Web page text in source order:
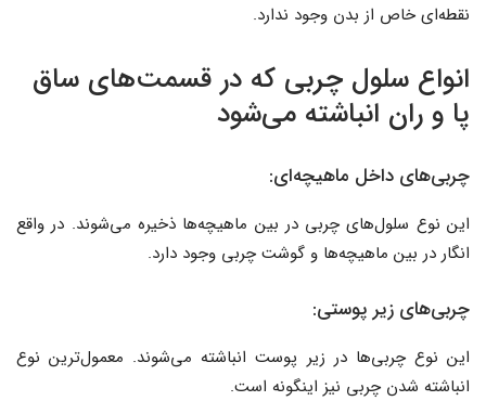
نقطه‌ای خاص از بدن وجود ندارد.
انواع سلول چربی که در قسمت‌های ساق
پا و ران انباشته می‌شود
چربی‌های داخل ماهیچه‌ای:
این نوع سلول‌های چربی در بین ماهیچه‌ها ذخیره می‌شوند. در واقع
انگار در بین ماهیچه‌ها و گوشت چربی وجود دارد.
چربی‌های زیر پوستی:
این نوع چربی‌ها در زیر پوست انباشته می‌شوند. معمول‌ترین نوع
انباشته شدن چربی نیز اینگونه است.